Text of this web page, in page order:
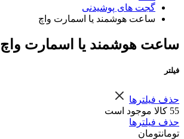
گجت های پوشیدنی
ساعت هوشمند یا اسمارت واچ
ساعت هوشمند یا اسمارت واچ
فیلتر
حذف فیلترها
55 کالا موجود است
حذف فیلترها
تومانتومان